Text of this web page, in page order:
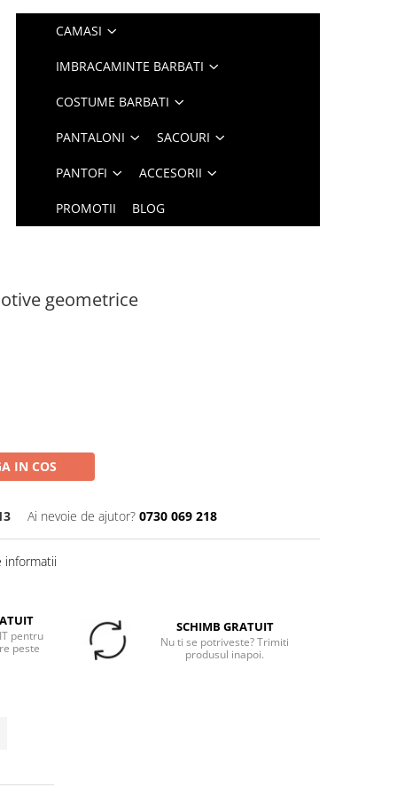
CAMASI
IMBRACAMINTE BARBATI
COSTUME BARBATI
PANTALONI SACOURI
PANTOFI ACCESORII
PROMOTII BLOG
geometrice
IN COS
Ai nevoie de ajutor? 0730 069 218
informatii
pentru
peste
SCHIMB GRATUIT
Nu ti se potriveste? Trimiti
produsul inapoi.